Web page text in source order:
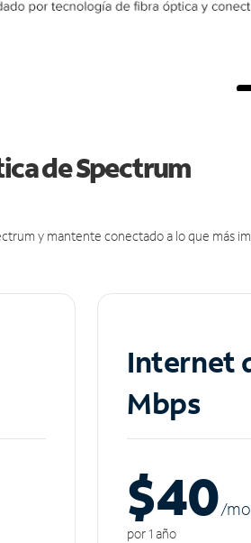
de Spectrum
y mantente conectado a lo que más
Internet
Mbps
$40/mo
por 1 año